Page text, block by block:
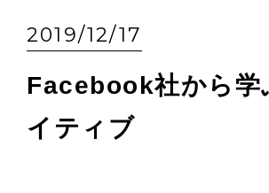
2019/12/17
Facebook社から学
イティブ